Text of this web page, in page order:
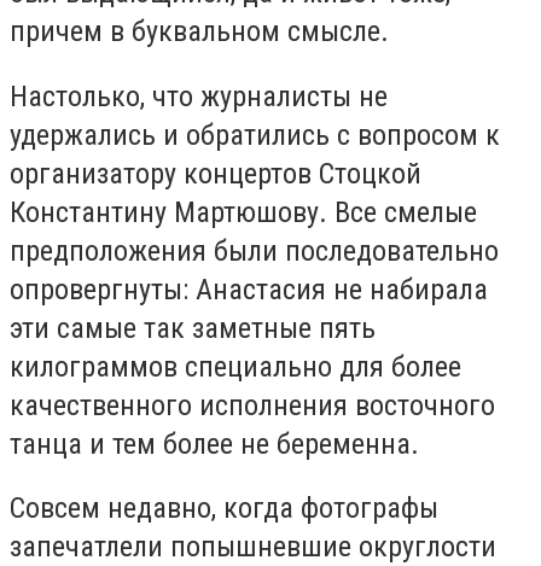
причем в буквальном смысле.
Настолько, что журналисты не
удержались и обратились с вопросом к
организатору концертов Стоцкой
Константину Мартюшову. Все смелые
предположения были последовательно
опровергнуты: Анастасия не набирала
эти самые так заметные пять
килограммов специально для более
качественного исполнения восточного
танца и тем более не беременна.
Совсем недавно, когда фотографы
запечатлели попышневшие округлости